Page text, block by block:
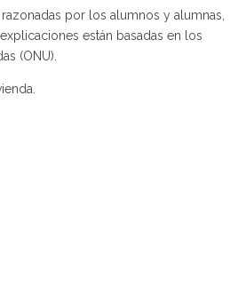
por los alumnos y alumnas,
están basadas en los
(ONU).